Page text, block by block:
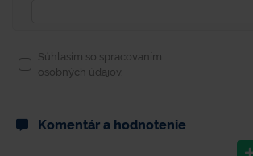
Súhlasím so spracovaním
osobných údajov.
Komentár a hodnotenie